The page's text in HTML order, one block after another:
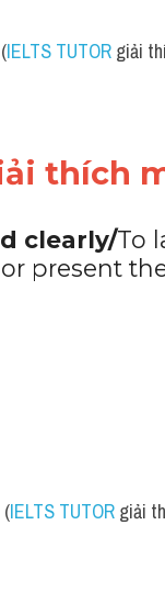
IELTS TUTOR giải
thích
clearly/To
present
IELTS TUTOR giải